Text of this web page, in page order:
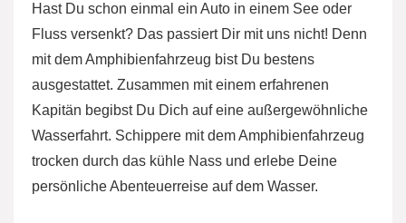
Hast Du schon einmal ein Auto in einem See oder
Fluss versenkt? Das passiert Dir mit uns nicht! Denn
mit dem Amphibienfahrzeug bist Du bestens
ausgestattet. Zusammen mit einem erfahrenen
Kapitän begibst Du Dich auf eine außergewöhnliche
Wasserfahrt. Schippere mit dem Amphibienfahrzeug
trocken durch das kühle Nass und erlebe Deine
persönliche Abenteuerreise auf dem Wasser.